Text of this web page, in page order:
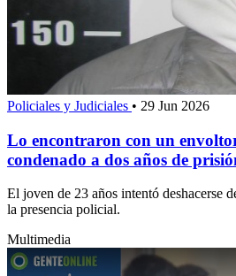
Policiales y Judiciales • 29 Jun 2026
Lo encontraron con un
condenado a dos años de
El joven de 23 años intentó deshacerse
la presencia policial.
Multimedia